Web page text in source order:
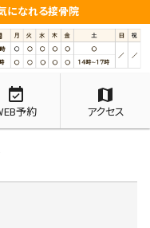
になれる接骨院
event_available
予約
map
アクセス